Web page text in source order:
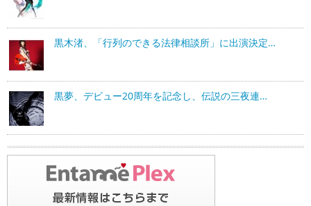
黒木渚、「行列のできる法律相談所」に出演決定…
黒夢、デビュー20周年を記念し、伝説の三夜連…